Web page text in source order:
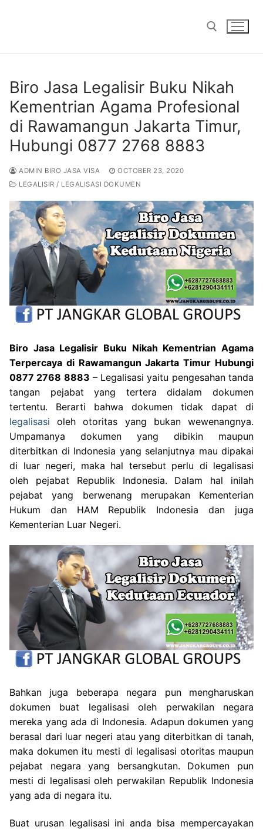
Biro Jasa Legalisir Buku Nikah
Kementrian Agama Profesional
di Rawamangun Jakarta Timur,
Hubungi 0877 2768 8883
ADMIN BIRO JASA VISA
OCTOBER 23, 2020
LEGALISIR / LEGALISASI DOKUMEN
Biro Jasa Legalisir Buku Nikah Kementrian Agama
Terpercaya di Rawamangun Jakarta Timur Hubungi
0877 2768 8883 – Legalisasi yaitu pengesahan tanda
tangan pejabat yang tertera didalam dokumen
tertentu. Berarti bahwa dokumen tidak dapat di
legalisasi oleh otoritas yang bukan wewenangnya.
Umpamanya dokumen yang dibikin maupun
diterbitkan di Indonesia yang selanjutnya mau dipakai
di luar negeri, maka hal tersebut perlu di legalisasi
oleh pejabat Republik Indonesia. Dalam hal inilah
pejabat yang berwenang merupakan Kementerian
Hukum dan HAM Republik Indonesia dan juga
Kementerian Luar Negeri.
Bahkan juga beberapa negara pun mengharuskan
dokumen buat legalisasi oleh perwakilan negara
mereka yang ada di Indonesia. Adapun dokumen yang
berasal dari luar negeri atau yang diterbitkan di tanah,
maka dokumen itu mesti di legalisasi otoritas maupun
pejabat negara yang bersangkutan. Dokumen pun
mesti di legalisasi oleh perwakilan Republik Indonesia
yang ada di negara itu.
Buat urusan legalisasi ini anda bisa mempercayakan